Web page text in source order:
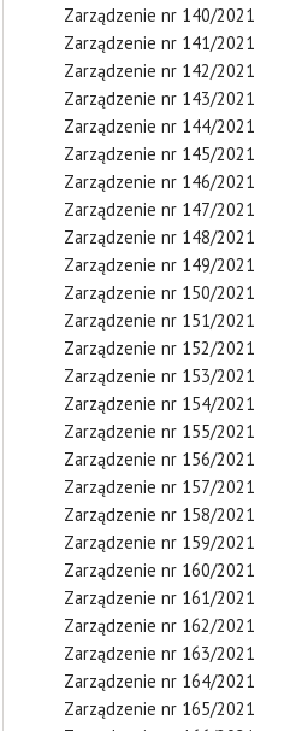
Zarządzenie nr 140/2021
Zarządzenie nr 141/2021
Zarządzenie nr 142/2021
Zarządzenie nr 143/2021
Zarządzenie nr 144/2021
Zarządzenie nr 145/2021
Zarządzenie nr 146/2021
Zarządzenie nr 147/2021
Zarządzenie nr 148/2021
Zarządzenie nr 149/2021
Zarządzenie nr 150/2021
Zarządzenie nr 151/2021
Zarządzenie nr 152/2021
Zarządzenie nr 153/2021
Zarządzenie nr 154/2021
Zarządzenie nr 155/2021
Zarządzenie nr 156/2021
Zarządzenie nr 157/2021
Zarządzenie nr 158/2021
Zarządzenie nr 159/2021
Zarządzenie nr 160/2021
Zarządzenie nr 161/2021
Zarządzenie nr 162/2021
Zarządzenie nr 163/2021
Zarządzenie nr 164/2021
Zarządzenie nr 165/2021